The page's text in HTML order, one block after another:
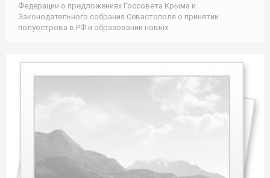
Федерации о предложениях Госсовета Крыма и
Законодательного собрания Севастополя о принятии
полуострова в РФ и образовании новых